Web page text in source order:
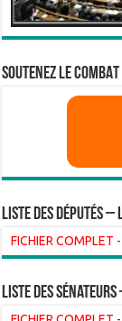
SOUTENEZ LE
Liste des Députés
FICHIER COMPLET
liste des sénateurs